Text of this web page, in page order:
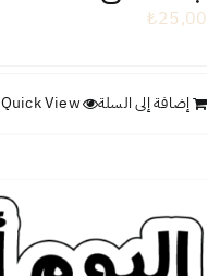
₺25,00
إضافة إلى السلة Quick View